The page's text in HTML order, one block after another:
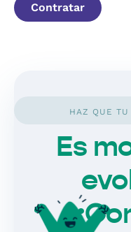
Contratar
HAZ QUE TU
Es